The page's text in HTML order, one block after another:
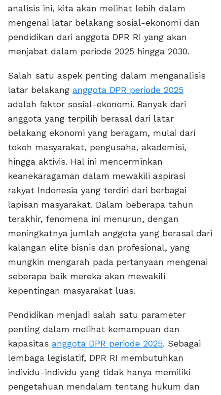
analisis ini, kita akan melihat lebih dalam
mengenai latar belakang sosial-ekonomi dan
pendidikan dari anggota DPR RI yang akan
menjabat dalam periode 2025 hingga 2030.
Salah satu aspek penting dalam menganalisis
latar belakang anggota DPR periode 2025
adalah faktor sosial-ekonomi. Banyak dari
anggota yang terpilih berasal dari latar
belakang ekonomi yang beragam, mulai dari
tokoh masyarakat, pengusaha, akademisi,
hingga aktivis. Hal ini mencerminkan
keanekaragaman dalam mewakili aspirasi
rakyat Indonesia yang terdiri dari berbagai
lapisan masyarakat. Dalam beberapa tahun
terakhir, fenomena ini menurun, dengan
meningkatnya jumlah anggota yang berasal dari
kalangan elite bisnis dan profesional, yang
mungkin mengarah pada pertanyaan mengenai
seberapa baik mereka akan mewakili
kepentingan masyarakat luas.
Pendidikan menjadi salah satu parameter
penting dalam melihat kemampuan dan
kapasitas anggota DPR periode 2025. Sebagai
lembaga legislatif, DPR RI membutuhkan
individu-individu yang tidak hanya memiliki
pengetahuan mendalam tentang hukum dan